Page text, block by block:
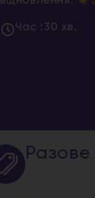
Час :30 хв.
Разове